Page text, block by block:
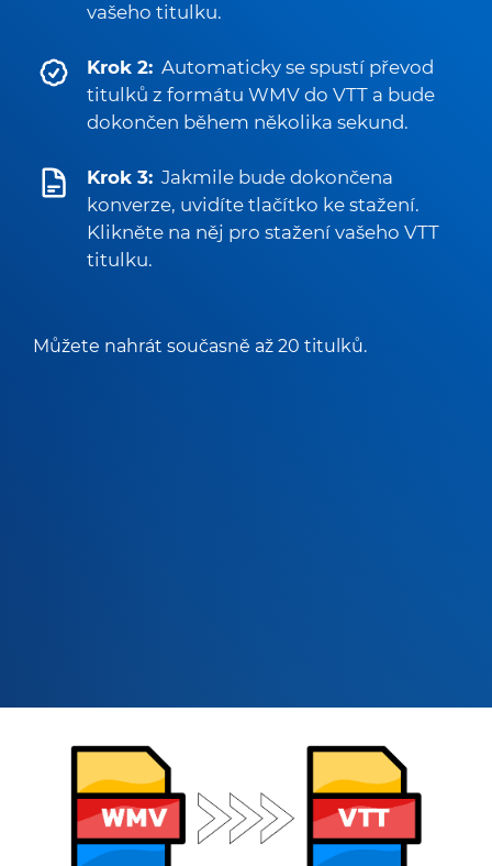
vašeho titulku.
Krok 2: Automaticky se spustí převod
titulků z formátu WMV do VTT a bude
dokončen během několika sekund.
Krok 3: Jakmile bude dokončena
konverze, uvidíte tlačítko ke stažení.
Klikněte na něj pro stažení vašeho VTT
titulku.
Můžete nahrát současně až 20 titulků.